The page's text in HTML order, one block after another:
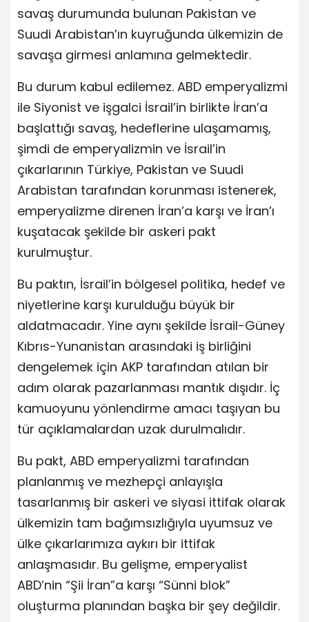
savaş durumunda bulunan Pakistan ve
Suudi Arabistan’ın kuyruğunda ülkemizin de
savaşa girmesi anlamına gelmektedir.
Bu durum kabul edilemez. ABD emperyalizmi
ile Siyonist ve işgalci İsrail’in birlikte İran’a
başlattığı savaş, hedeflerine ulaşamamış,
şimdi de emperyalizmin ve İsrail’in
çıkarlarının Türkiye, Pakistan ve Suudi
Arabistan tarafından korunması istenerek,
emperyalizme direnen İran’a karşı ve İran’ı
kuşatacak şekilde bir askeri pakt
kurulmuştur.
Bu paktın, İsrail’in bölgesel politika, hedef ve
niyetlerine karşı kurulduğu büyük bir
aldatmacadır. Yine aynı şekilde İsrail-Güney
Kıbrıs-Yunanistan arasındaki iş birliğini
dengelemek için AKP tarafından atılan bir
adım olarak pazarlanması mantık dışıdır. İç
kamuoyunu yönlendirme amacı taşıyan bu
tür açıklamalardan uzak durulmalıdır.
Bu pakt, ABD emperyalizmi tarafından
planlanmış ve mezhepçi anlayışla
tasarlanmış bir askeri ve siyasi ittifak olarak
ülkemizin tam bağımsızlığıyla uyumsuz ve
ülke çıkarlarımıza aykırı bir ittifak
anlaşmasıdır. Bu gelişme, emperyalist
ABD’nin “Şii İran”a karşı “Sünni blok”
oluşturma planından başka bir şey değildir.